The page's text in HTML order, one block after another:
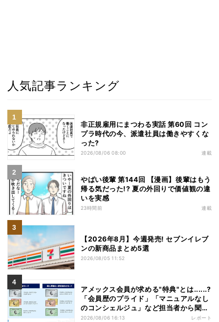
人気記事ランキング
非正規雇用にまつわる実話 第60回 コン
プラ時代の今、派遣社員は働きやすくな
った?
2026/08/06 08:00 連載
やばい後輩 第144回 【漫画】後輩はもう
帰る気だった!? 夏の外回りで価値観の違
いを実感
23時間前 連載
【2026年8月】今週発売! セブンイレブ
ンの新商品まとめ5選
2026/08/05 11:52
アメックス会員が求める"特典"とは......?
「会員歴のプライド」「マニュアルなし
のコンシェルジュ」など担当者から聞い
た"裏話"も
2026/08/06 16:13 レポート